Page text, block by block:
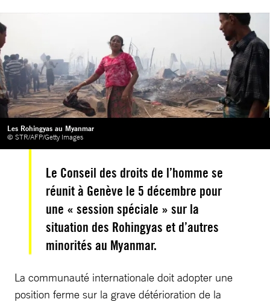
Les Rohingyas au Myanmar
© STR/AFP/Getty Images
Le Conseil des droits de l’homme se
réunit à Genève le 5 décembre pour
une « session spéciale » sur la
situation des Rohingyas et d’autres
minorités au Myanmar.
La communauté internationale doit adopter une
position ferme sur la grave détérioration de la